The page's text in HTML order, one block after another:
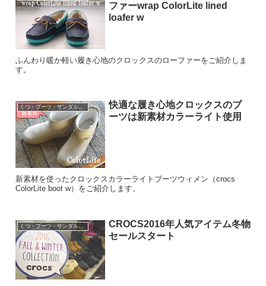
ファーwrap ColorLite lined
loafer w
ふんわり暖か軽い履き心地のクロックスのローファーをご紹介しま
す。
くつ・ブーツ・サンダル・パンプスなど
快適な履き心地クロックスのブ
ーツは新素材カラーライト使用
新素材を使ったクロックスカラーライトブーツウィメン（crocs
ColorLite boot w）をご紹介します。
くつ・ブーツ・サンダル・パンプスなど
CROCS2016年人気アイテム冬物
セールスタート